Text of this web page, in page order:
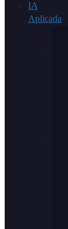
IA
Aplicada